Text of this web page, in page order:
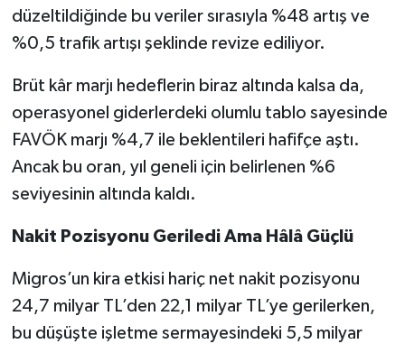
düzeltildiğinde bu veriler sırasıyla %48 artış ve
%0,5 trafik artışı şeklinde revize ediliyor.
Brüt kâr marjı hedeflerin biraz altında kalsa da,
operasyonel giderlerdeki olumlu tablo sayesinde
FAVÖK marjı %4,7 ile beklentileri hafifçe aştı.
Ancak bu oran, yıl geneli için belirlenen %6
seviyesinin altında kaldı.
Nakit Pozisyonu Geriledi Ama Hâlâ Güçlü
Migros’un kira etkisi hariç net nakit pozisyonu
24,7 milyar TL’den 22,1 milyar TL’ye gerilerken,
bu düşüşte işletme sermayesindeki 5,5 milyar